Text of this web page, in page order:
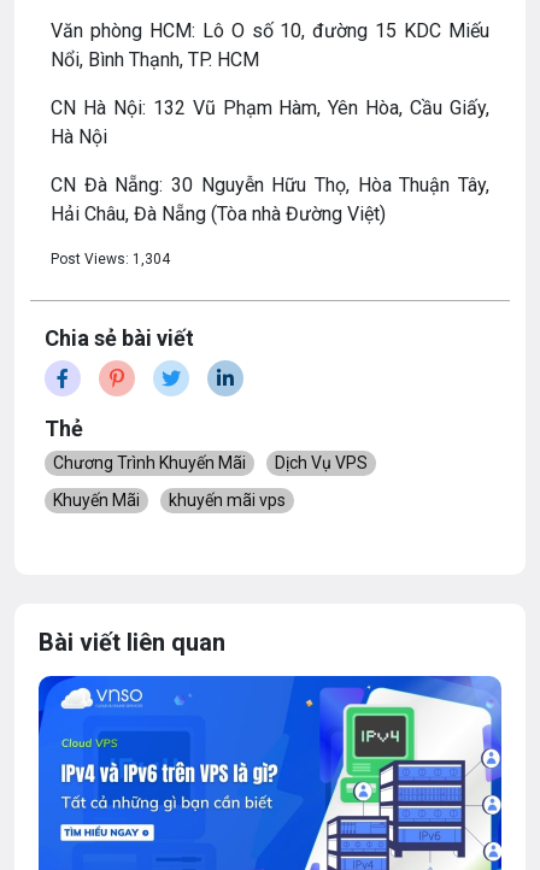
Văn phòng HCM: Lô O số 10, đường 15 KDC Miếu
Nổi, Bình Thạnh, TP. HCM
CN Hà Nội: 132 Vũ Phạm Hàm, Yên Hòa, Cầu Giấy,
Hà Nội
CN Đà Nẵng: 30 Nguyễn Hữu Thọ, Hòa Thuận Tây,
Hải Châu, Đà Nẵng (Tòa nhà Đường Việt)
Post Views: 1,304
Chia sẻ bài viết
Thẻ
Chương Trình Khuyến Mãi
Dịch Vụ VPS
Khuyến Mãi
khuyến mãi vps
Bài viết liên quan